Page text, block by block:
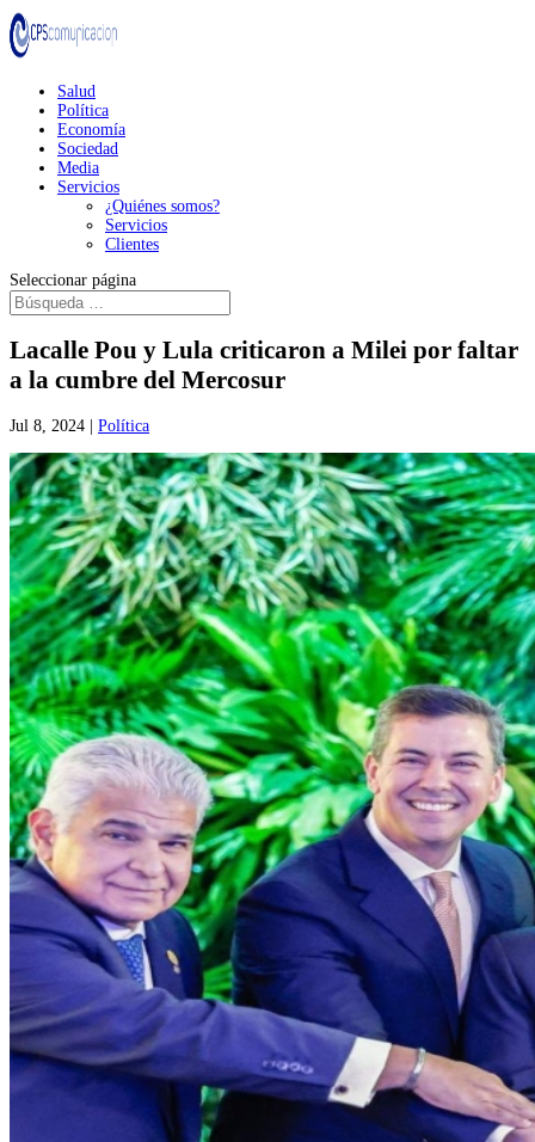
Salud
Política
Economía
Sociedad
Media
Servicios
¿Quiénes somos?
Servicios
Clientes
Seleccionar página
Lacalle Pou y Lula criticaron a Milei por faltar
a la cumbre del Mercosur
Jul 8, 2024 Política